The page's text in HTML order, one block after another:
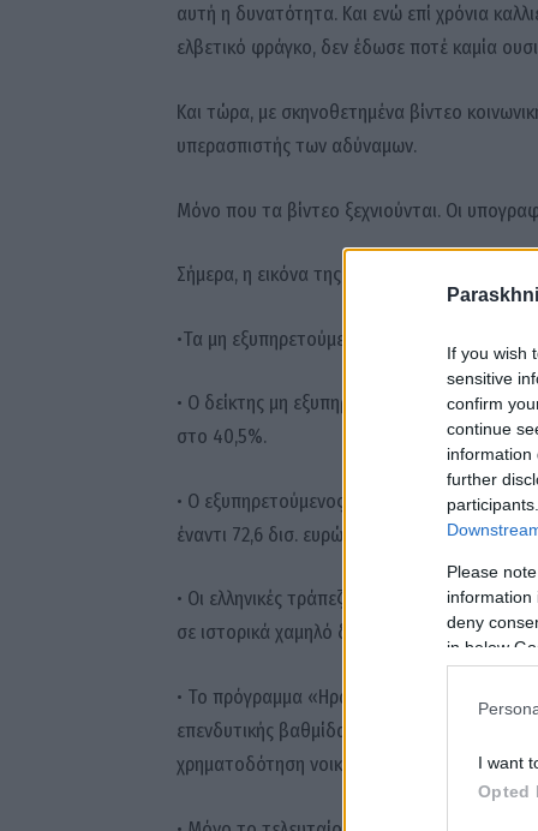
If you wish
sensitive
confirm
continue
information
further
Please
information
deny
in below
I want
Opted
αυτή η δυνατότητα. Και ενώ επί χρόνια
ελβετικό φράγκο, δεν έδωσε ποτέ καμία
Και τώρα, με σκηνοθετημένα βίντεο
υπερασπιστής των αδύναμων.
Μόνο που τα βίντεο ξεχνιούνται. Οι
Σήμερα, η εικόνα της χώρας δεν έχει καμία
•Τα μη εξυπηρετούμενα δάνεια έχουν
• Ο δείκτης μη εξυπηρετούμενων δανείων
στο 40,5%.
• Ο εξυπηρετούμενος δανεισμός πλέον
έναντι 72,6 δισ. ευρώ
• Οι ελληνικές τράπεζες, από σχεδόν 50%
σε ιστορικά χαμηλό δείκτη ΜΕΔ 3,3%.
• Το πρόγραμμα «Ηρακλής» εξυγίανε το
επενδυτικής βαθμίδας και επέτρεψε στις
χρηματοδότηση νοικοκυριών και